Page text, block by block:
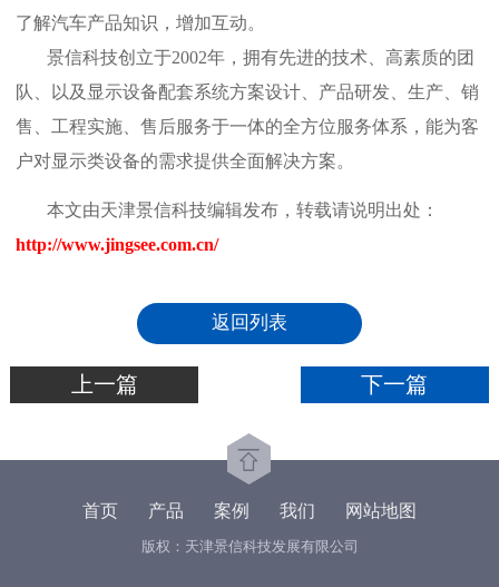
了解汽车产品知识，增加互动。
景信科技创立于2002年，拥有先进的技术、高素质的团
队、以及显示设备配套系统方案设计、产品研发、生产、销
售、工程实施、售后服务于一体的全方位服务体系，能为客
户对显示类设备的需求提供全面解决方案。
本文由天津景信科技编辑发布，转载请说明出处：
http://www.jingsee.com.cn/
返回列表
上一篇 下一篇
首页 产品 案例 我们 网站地图
版权：天津景信科技发展有限公司